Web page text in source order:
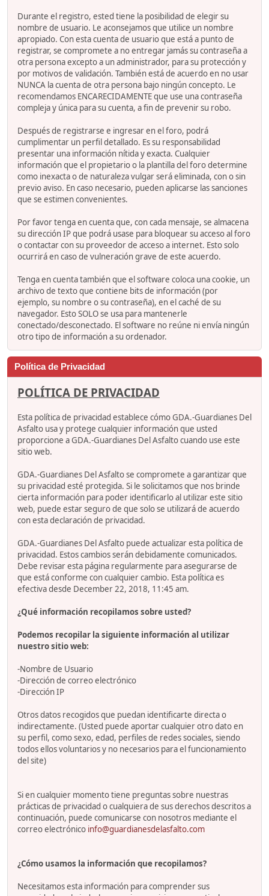
Durante el registro, ested tiene la posibilidad de elegir su
nombre de usuario. Le aconsejamos que utilice un nombre
apropiado. Con esta cuenta de usuario que está a punto de
registrar, se compromete a no entregar jamás su contraseña a
otra persona excepto a un administrador, para su protección y
por motivos de validación. También está de acuerdo en no usar
NUNCA la cuenta de otra persona bajo ningún concepto. Le
recomendamos ENCARECIDAMENTE que use una contraseña
compleja y única para su cuenta, a fin de prevenir su robo.
Después de registrarse e ingresar en el foro, podrá
cumplimentar un perfil detallado. Es su responsabilidad
presentar una información nítida y exacta. Cualquier
información que el propietario o la plantilla del foro determine
como inexacta o de naturaleza vulgar será eliminada, con o sin
previo aviso. En caso necesario, pueden aplicarse las sanciones
que se estimen convenientes.
Por favor tenga en cuenta que, con cada mensaje, se almacena
su dirección IP que podrá usase para bloquear su acceso al foro
o contactar con su proveedor de acceso a internet. Esto solo
ocurrirá en caso de vulneración grave de este acuerdo.
Tenga en cuenta también que el software coloca una cookie, un
archivo de texto que contiene bits de información (por
ejemplo, su nombre o su contraseña), en el caché de su
navegador. Esto SOLO se usa para mantenerle
conectado/desconectado. El software no reúne ni envía ningún
otro tipo de información a su ordenador.
Política de Privacidad
POLÍTICA DE PRIVACIDAD
Esta política de privacidad establece cómo GDA.-Guardianes Del
Asfalto usa y protege cualquier información que usted
proporcione a GDA.-Guardianes Del Asfalto cuando use este
sitio web.
GDA.-Guardianes Del Asfalto se compromete a garantizar que
su privacidad esté protegida. Si le solicitamos que nos brinde
cierta información para poder identificarlo al utilizar este sitio
web, puede estar seguro de que solo se utilizará de acuerdo
con esta declaración de privacidad.
GDA.-Guardianes Del Asfalto puede actualizar esta política de
privacidad. Estos cambios serán debidamente comunicados.
Debe revisar esta página regularmente para asegurarse de
que está conforme con cualquier cambio. Esta política es
efectiva desde December 22, 2018, 11:45 am.
¿Qué información recopilamos sobre usted?
Podemos recopilar la siguiente información al utilizar
nuestro sitio web:
-Nombre de Usuario
-Dirección de correo electrónico
-Dirección IP
Otros datos recogidos que puedan identificarte directa o
indirectamente. (Usted puede aportar cualquier otro dato en
su perfil, como sexo, edad, perfiles de redes sociales, siendo
todos ellos voluntarios y no necesarios para el funcionamiento
del site)
Si en cualquier momento tiene preguntas sobre nuestras
prácticas de privacidad o cualquiera de sus derechos descritos a
continuación, puede comunicarse con nosotros mediante el
correo electrónico info@guardianesdelasfalto.com
¿Cómo usamos la información que recopilamos?
Necesitamos esta información para comprender sus